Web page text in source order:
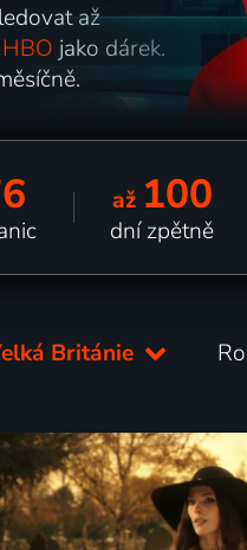
až
jako dárek.
až 100
dní zpětně
Británie